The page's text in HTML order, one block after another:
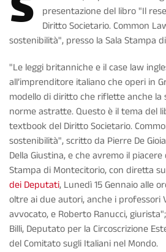
presentazione del libro "Il
Diritto Societario. Common
sostenibilità", presso la Sala Stampa
"Le leggi britanniche e il case law
all’imprenditore italiano che operi in
modello di diritto che riflette anche la
norme astratte. Questo è il tema del
textbook del Diritto Societario.
sostenibilità", scritto da Pierre De
Della Giustina, e che avremo il
Stampa di Montecitorio, con diretta
dei Deputati, Lunedì 15 Gennaio alle
oltre ai due autori, anche i professori
avvocato, e Roberto Ranucci,
Billi, Deputato per la Circoscrizione
del Comitato sugli Italiani nel Mondo.